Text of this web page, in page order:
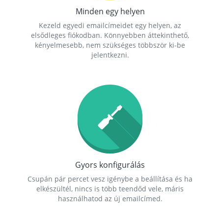
Minden egy helyen
Kezeld egyedi emailcímeidet egy helyen, az
elsődleges fiókodban. Könnyebben áttekinthető,
kényelmesebb, nem szükséges többször ki-be
jelentkezni.
Gyors konfigurálás
Csupán pár percet vesz igénybe a beállítása és ha
elkészültél, nincs is több teendőd vele, máris
használhatod az új emailcímed.